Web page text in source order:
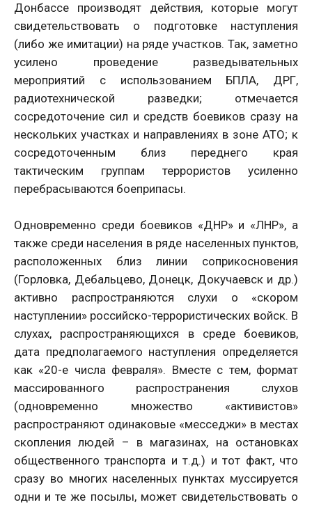
Донбассе производят действия, которые могут
свидетельствовать о подготовке наступления
(либо же имитации) на ряде участков. Так, заметно
усилено проведение разведывательных
мероприятий с использованием БПЛА, ДРГ,
радиотехнической разведки; отмечается
сосредоточение сил и средств боевиков сразу на
нескольких участках и направлениях в зоне АТО; к
сосредоточенным близ переднего края
тактическим группам террористов усиленно
перебрасываются боеприпасы.
Одновременно среди боевиков «ДНР» и «ЛНР», а
также среди населения в ряде населенных пунктов,
расположенных близ линии соприкосновения
(Горловка, Дебальцево, Донецк, Докучаевск и др.)
активно распространяются слухи о «скором
наступлении» российско-террористических войск. В
слухах, распространяющихся в среде боевиков,
дата предполагаемого наступления определяется
как «20-е числа февраля». Вместе с тем, формат
массированного распространения слухов
(одновременно множество «активистов»
распространяют одинаковые «месседжи» в местах
скопления людей – в магазинах, на остановках
общественного транспорта и т.д.) и тот факт, что
сразу во многих населенных пунктах муссируется
одни и те же посылы, может свидетельствовать о